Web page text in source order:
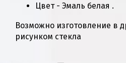
Цвет - Эмаль белая .
Возможно изготовление в
рисунком стекла